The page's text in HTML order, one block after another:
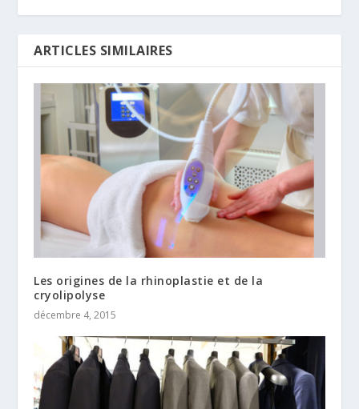
ARTICLES SIMILAIRES
Les origines de la rhinoplastie et de la
cryolipolyse
décembre 4, 2015